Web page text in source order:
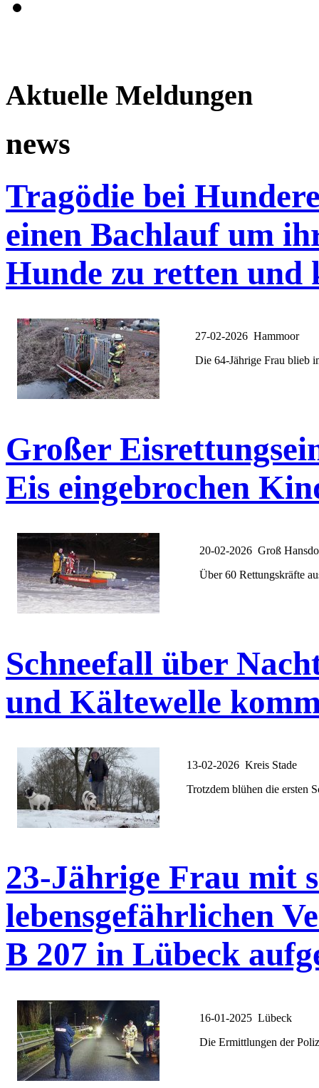
Aktuelle Meldungen
news
Tragödie bei
einen Bachlauf um
Hunde zu retten und
27-02-2026 Hammoor
Die 64-Jährige Frau blieb
Großer
Eis eingebrochen
20-02-2026 Groß
Über 60 Rettungskräfte
Schneefall über
und Kältewelle
13-02-2026 Kreis Stade
Trotzdem blühen die ersten
23-Jährige Frau mit
lebensgefährlichen
B 207 in Lübeck
16-01-2025 Lübeck
Die Ermittlungen der